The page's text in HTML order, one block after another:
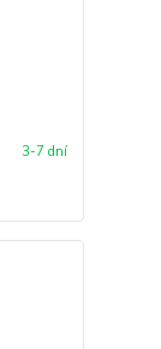
3-7 dní